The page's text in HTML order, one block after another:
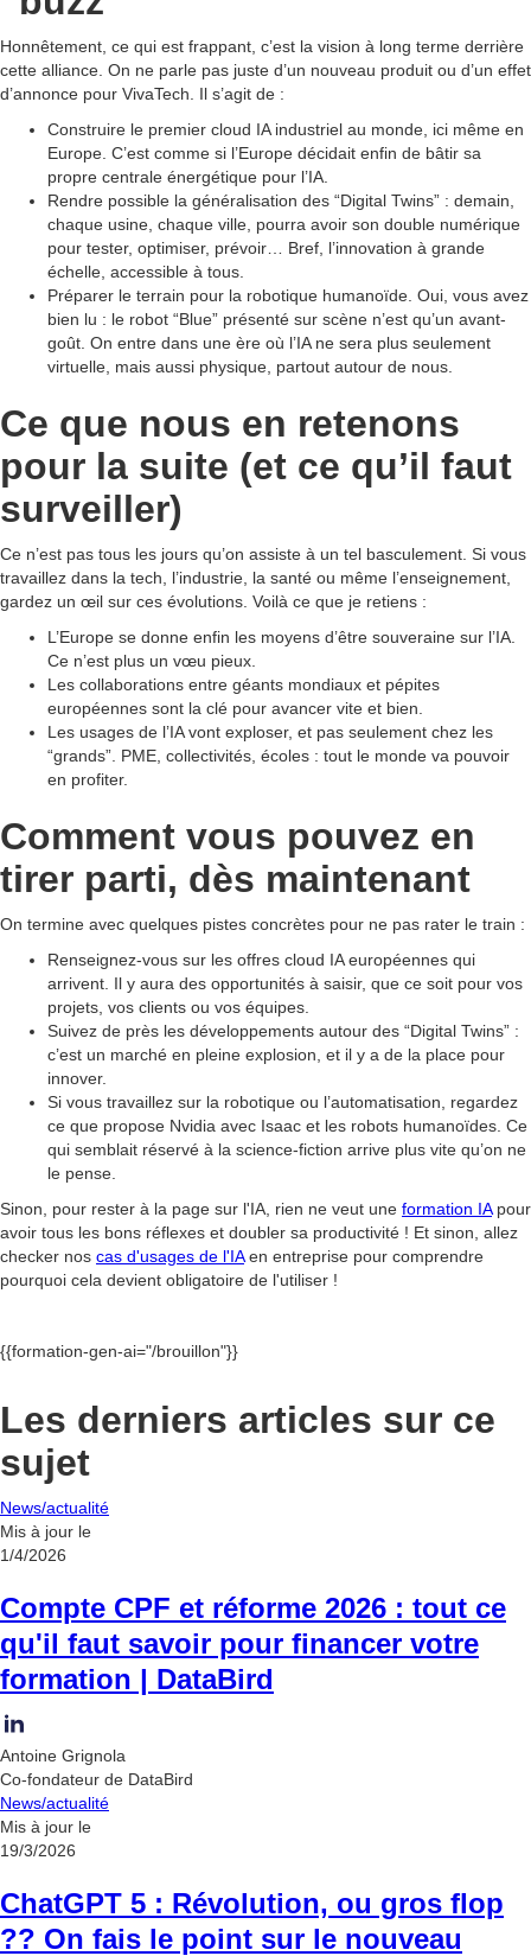
Honnêtement, ce qui est frappant, c’est la vision à long terme derrière
cette alliance. On ne parle pas juste d’un nouveau produit ou d’un effet
d’annonce pour VivaTech. Il s’agit de :
Construire le premier cloud IA industriel au monde, ici même en
Europe. C’est comme si l’Europe décidait enfin de bâtir sa
propre centrale énergétique pour l’IA.
Rendre possible la généralisation des “Digital Twins” : demain,
chaque usine, chaque ville, pourra avoir son double numérique
pour tester, optimiser, prévoir… Bref, l’innovation à grande
échelle, accessible à tous.
Préparer le terrain pour la robotique humanoïde. Oui, vous avez
bien lu : le robot “Blue” présenté sur scène n’est qu’un avant-
goût. On entre dans une ère où l’IA ne sera plus seulement
virtuelle, mais aussi physique, partout autour de nous.
Ce que nous en retenons
pour la suite (et ce qu’il faut
surveiller)
Ce n’est pas tous les jours qu’on assiste à un tel basculement. Si vous
travaillez dans la tech, l’industrie, la santé ou même l’enseignement,
gardez un œil sur ces évolutions. Voilà ce que je retiens :
L’Europe se donne enfin les moyens d’être souveraine sur l’IA.
Ce n’est plus un vœu pieux.
Les collaborations entre géants mondiaux et pépites
européennes sont la clé pour avancer vite et bien.
Les usages de l’IA vont exploser, et pas seulement chez les
“grands”. PME, collectivités, écoles : tout le monde va pouvoir
en profiter.
Comment vous pouvez en
tirer parti, dès maintenant
On termine avec quelques pistes concrètes pour ne pas rater le train :
Renseignez-vous sur les offres cloud IA européennes qui
arrivent. Il y aura des opportunités à saisir, que ce soit pour vos
projets, vos clients ou vos équipes.
Suivez de près les développements autour des “Digital Twins” :
c’est un marché en pleine explosion, et il y a de la place pour
innover.
Si vous travaillez sur la robotique ou l’automatisation, regardez
ce que propose Nvidia avec Isaac et les robots humanoïdes. Ce
qui semblait réservé à la science-fiction arrive plus vite qu’on ne
le pense.
Sinon, pour rester à la page sur l'IA, rien ne veut une formation IApour
avoir tous les bons réflexes et doubler sa productivité ! Et sinon, allez
checker nos cas d'usages de l'IAen entreprise pour comprendre
pourquoi cela devient obligatoire de l'utiliser !
{{formation-gen-ai="/brouillon"}}
Les derniers articles sur ce
sujet
News/actualité
Mis à jour le
1/4/2026
Compte CPF et réforme 2026 : tout ce
qu'il faut savoir pour financer votre
formation | DataBird
Antoine Grignola
Co-fondateur de DataBird
News/actualité
Mis à jour le
19/3/2026
ChatGPT 5 : Révolution, ou gros flop
?? On fais le point sur le nouveau